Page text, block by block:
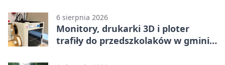
6 sierpnia 2026
Monitory, drukarki 3D i ploter
trafiły do przedszkolaków w gminie